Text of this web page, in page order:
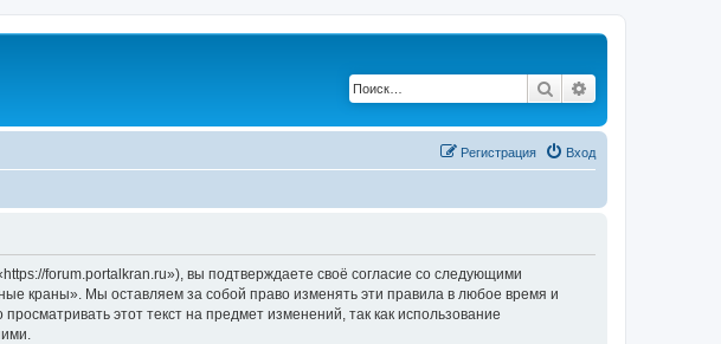
Поиск
Вход
Регистрация
forum.portalkran.ru»), вы подтверждаете своё согласие со следующими
краны». Мы оставляем за собой право изменять эти правила в любое время и
этот текст на предмет изменений, так как использование